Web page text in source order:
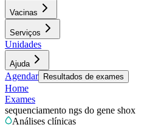
Vacinas
Serviços
Unidades
Ajuda
Agendar Resultados de exames
Home
Exames
sequenciamento ngs do gene shox
Análises clínicas